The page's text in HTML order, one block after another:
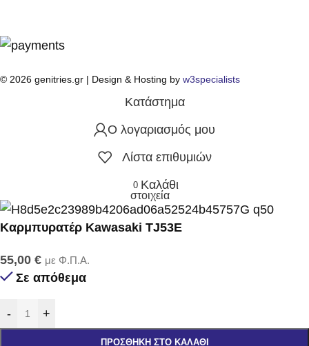
© 2026 genitries.gr | Design & Hosting by w3specialists
Κατάστημα
Ο λογαριασμός μου
Λίστα επιθυμιών
0
στοιχεία
Καλάθι
Καρμπυρατέρ Kawasaki TJ53E
55,00 € με Φ.Π.Α.
Σε απόθεμα
- +
ΠΡΟΣΘΉΚΗ ΣΤΟ ΚΑΛΆΘΙ